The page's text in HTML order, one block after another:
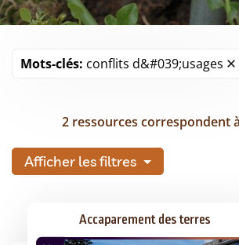
Mots-clés: conflits d&#039;usages
2 ressources correspondent
Afficher les filtres